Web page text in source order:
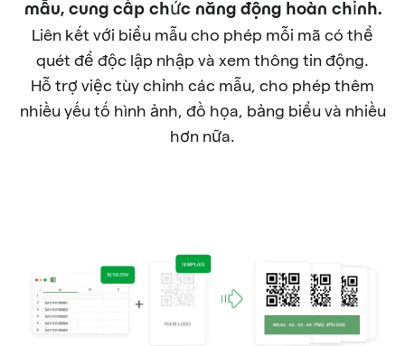
mẫu, cung cấp chức năng động hoàn chỉnh.
Liên kết với biểu mẫu cho phép mỗi mã có thể
quét để độc lập nhập và xem thông tin động.
Hỗ trợ việc tùy chỉnh các mẫu, cho phép thêm
nhiều yếu tố hình ảnh, đồ họa, bảng biểu và nhiều
hơn nữa.